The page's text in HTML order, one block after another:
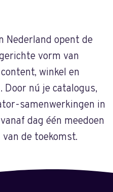
Nederland opent de
vorm van
winkel en
Door nú je catalogus,
samenwerkingen in
dag één meedoen
de toekomst.